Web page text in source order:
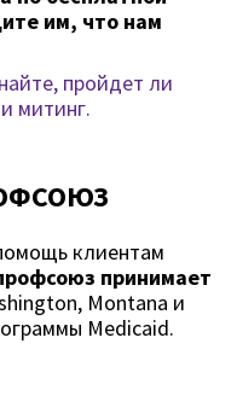
им, что нам
пройдет ли
митинг.
клиентам
принимает
Montana и
Medicaid.